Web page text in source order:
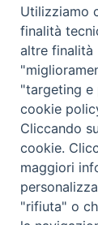
Scrivici
Trentina
Privacy
Utilizziamo
finalità
altre finalità
"targeting e
cookie
Cliccando
cookie.
maggiori
"rifiuta" o